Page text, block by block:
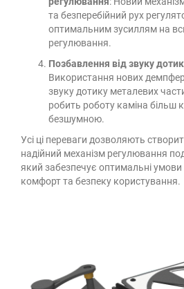
та безперебійний рух
оптимальним зусиллям на
регулювання.
Позбавлення від звуку
Використання нових
звуку дотику металевих
робить роботу каміна більш
безшумною.
Усі ці переваги дозволяють
надійний механізм регулювання
який забезпечує оптимальні умови
комфорт та безпеку користування.